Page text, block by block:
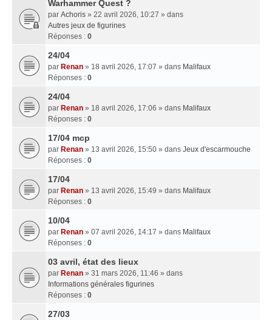
Warhammer Quest ?
par Achoris » 22 avril 2026, 10:27 » dans
Autres jeux de figurines
Réponses : 0
24/04
par Renan » 18 avril 2026, 17:07 » dans Malifaux
Réponses : 0
24/04
par Renan » 18 avril 2026, 17:06 » dans Malifaux
Réponses : 0
17/04 mcp
par Renan » 13 avril 2026, 15:50 » dans Jeux d'escarmouche
Réponses : 0
17/04
par Renan » 13 avril 2026, 15:49 » dans Malifaux
Réponses : 0
10/04
par Renan » 07 avril 2026, 14:17 » dans Malifaux
Réponses : 0
03 avril, état des lieux
par Renan » 31 mars 2026, 11:46 » dans
Informations générales figurines
Réponses : 0
27/03